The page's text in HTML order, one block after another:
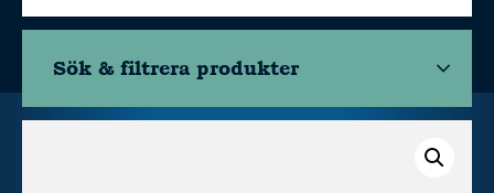
Sök & filtrera produkter